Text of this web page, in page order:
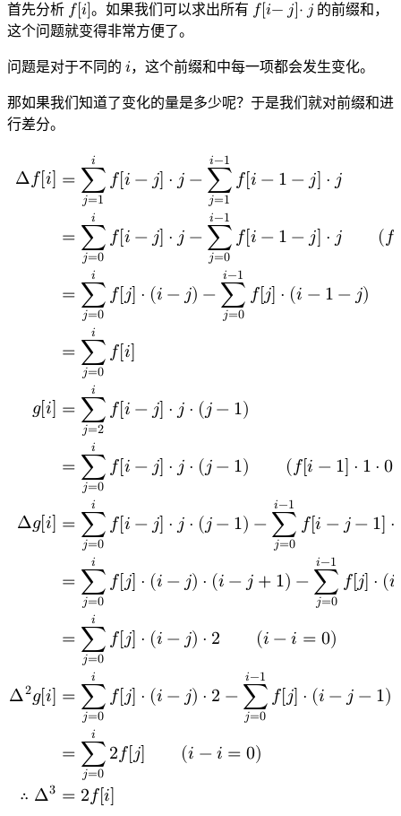
首先分析 𝑓[𝑖]
f[i]
。如果我们可以求出所有 𝑓[𝑖−𝑗]⋅𝑗
f[i−j]⋅j
的前缀和，
这个问题就变得非常方便了。
问题是对于不同的 𝑖，这个前缀和中每一项都会发生变化。
那如果我们知道了变化的量是多少呢？于是我们就对前缀和进
行差分。
Δ𝑓[𝑖] =
𝑖
∑
𝑗=1
𝑓[𝑖 −𝑗] ⋅ 𝑗 −
𝑖−1
∑
𝑗=1
𝑓[𝑖 − 1 − 𝑗] ⋅𝑗
=
𝑖
∑
𝑗=0
𝑓[𝑖 −𝑗] ⋅ 𝑗 −
𝑖−1
∑
𝑗=0
𝑓[𝑖 − 1 − 𝑗] ⋅𝑗 (𝑓
=
𝑖
∑
𝑗=0
𝑓[𝑗] ⋅ (𝑖 −𝑗) −
𝑖−1
∑
𝑗=0
𝑓[𝑗] ⋅ (𝑖 − 1 −𝑗)
=
𝑖
∑
𝑗=0
𝑓[𝑖]
𝑔[𝑖] =
𝑖
∑
𝑗=2
𝑓[𝑖 −𝑗] ⋅ 𝑗 ⋅ (𝑗− 1)
=
𝑖
∑
𝑗=0
𝑓[𝑖 −𝑗] ⋅ 𝑗 ⋅ (𝑗− 1) (𝑓[𝑖 − 1] ⋅ 1 ⋅ 0
Δ𝑔[𝑖] =
𝑖
∑
𝑗=0
𝑓[𝑖 −𝑗] ⋅ 𝑗 ⋅ (𝑗− 1) −
𝑖−1
∑
𝑗=0
𝑓[𝑖 −𝑗− 1] ⋅
=
𝑖
∑
𝑗=0
𝑓[𝑗] ⋅ (𝑖 −𝑗) ⋅ (𝑖 − 𝑗 + 1) −
𝑖−1
∑
𝑗=0
𝑓[𝑗] ⋅ (𝑖
=
𝑖
∑
𝑗=0
𝑓[𝑗] ⋅ (𝑖 −𝑗) ⋅ 2 (𝑖 − 𝑖 = 0)
Δ2𝑔[𝑖] =
𝑖
∑
𝑗=0
𝑓[𝑗] ⋅ (𝑖 −𝑗) ⋅ 2 −
𝑖−1
∑
𝑗=0
𝑓[𝑗] ⋅ (𝑖 −𝑗 − 1)
=
𝑖
∑
𝑗=0
2𝑓[𝑗] (𝑖 − 𝑖 = 0)
∴ Δ3 = 2𝑓[𝑖]